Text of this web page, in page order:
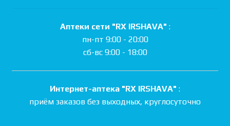
Аптеки сети "RX IRSHAVA" :
пн-пт 9:00 - 20:00
сб-вс 9:00 - 18:00
Интернет-аптека "RX IRSHAVA" :
приём заказов без выходных, круглосуточно